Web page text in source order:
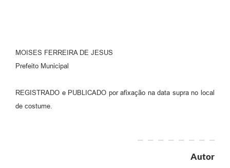
MOISES FERREIRA DE JESUS
Prefeito Municipal
REGISTRADO e PUBLICADO por afixação na data supra no local
de costume.
Autor